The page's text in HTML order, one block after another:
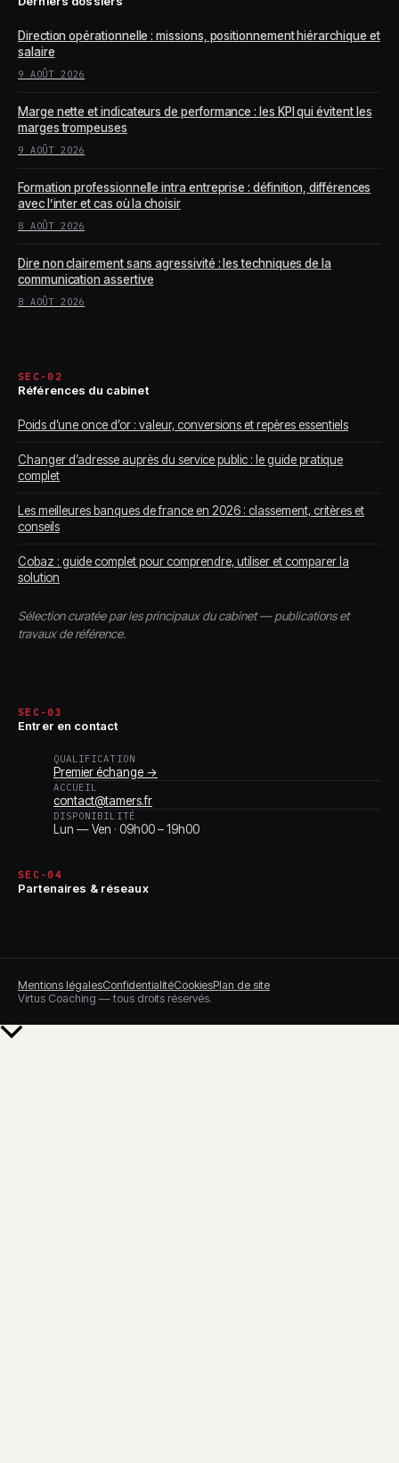
Direction opérationnelle : missions, positionnement hiérarchique et
salaire
9 AOÛT 2026
Marge nette et indicateurs de performance : les KPI qui évitent les
marges trompeuses
9 AOÛT 2026
Formation professionnelle intra entreprise : définition, différences
avec l’inter et cas où la choisir
8 AOÛT 2026
Dire non clairement sans agressivité : les techniques de la
communication assertive
8 AOÛT 2026
SEC-02
Références du cabinet
Poids d’une once d’or : valeur, conversions et repères essentiels
Changer d’adresse auprès du service public : le guide pratique
complet
Les meilleures banques de france en 2026 : classement, critères et
conseils
Cobaz : guide complet pour comprendre, utiliser et comparer la
solution
Sélection curatée par les principaux du cabinet — publications et
travaux de référence.
SEC-03
Entrer en contact
QUALIFICATION
Premier échange →
ACCUEIL
contact@tamers.fr
DISPONIBILITÉ
Lun — Ven · 09h00 – 19h00
SEC-04
Partenaires & réseaux
Mentions légalesConfidentialitéCookiesPlan de site
Virtus Coaching — tous droits réservés.